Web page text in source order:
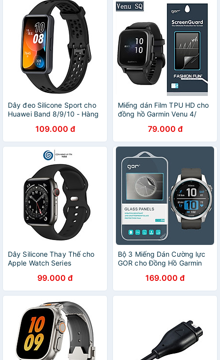
Dây đeo Silicone Sport cho
Huawei Band 8/9/10 - Hàng
109.000 đ
Miếng dán Film TPU HD cho
đồng hồ Garmin Venu 4/
Vivoactive 5/ 6, GOR, bộ
gồm 5 miếng_ Hàng chính
hãng
79.000 đ
Dây Silicone Thay Thế cho
Apple Watch Series
Apple Watch Ultra 1/2 Size
40/41/42/44/45/46/49mm -
Hàng Nhập Khẩu
99.000 đ
Bộ 3 Miếng Dán Cường lực
GOR cho Đồng Hồ Garmin
Epix Gen 2 - Hàng Chính
Hãng
169.000 đ